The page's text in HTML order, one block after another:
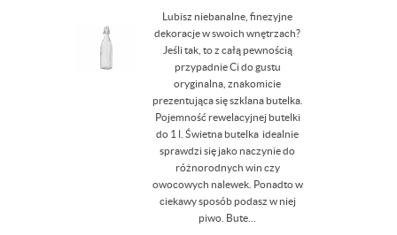
Lubisz niebanalne, finezyjne
dekoracje w swoich wnętrzach?
Jeśli tak, to z całą pewnością
przypadnie Ci do gustu
oryginalna, znakomicie
prezentująca się szklana butelka.
Pojemność rewelacyjnej butelki
do 1 l. Świetna butelka idealnie
sprawdzi się jako naczynie do
różnorodnych win czy
owocowych nalewek. Ponadto w
ciekawy sposób podasz w niej
piwo. Bute...